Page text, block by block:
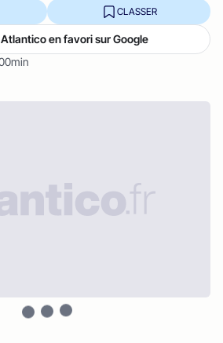
CLASSER
en favori sur Google